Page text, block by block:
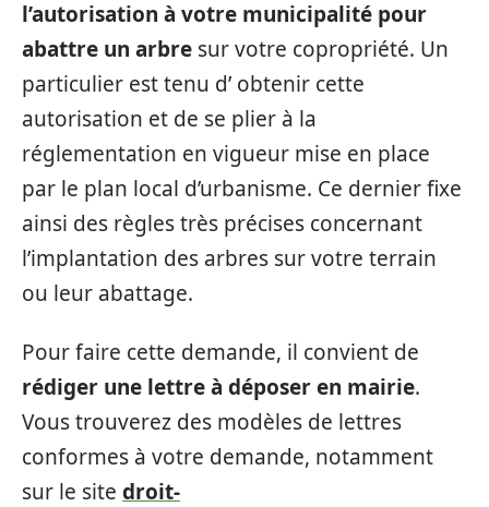
l’autorisation à votre municipalité pour
abattre un arbre sur votre copropriété. Un
particulier est tenu d’ obtenir cette
autorisation et de se plier à la
réglementation en vigueur mise en place
par le plan local d’urbanisme. Ce dernier fixe
ainsi des règles très précises concernant
l’implantation des arbres sur votre terrain
ou leur abattage.
Pour faire cette demande, il convient de
rédiger une lettre à déposer en mairie.
Vous trouverez des modèles de lettres
conformes à votre demande, notamment
sur le site droit-